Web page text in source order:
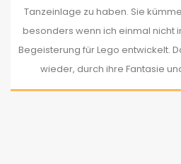
Tanzeinlage zu haben. Sie
besonders wenn ich einmal nicht
Begeisterung für Lego entwickelt.
wieder, durch ihre Fantasie